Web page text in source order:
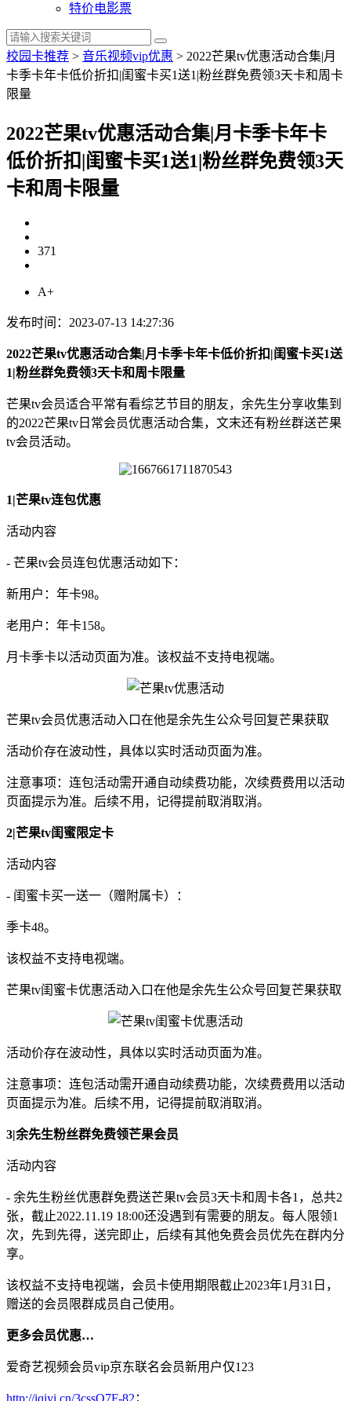
特价电影票
校园卡推荐 > 音乐视频vip优惠 > 2022芒果tv优惠活动合集|月
卡季卡年卡低价折扣|闺蜜卡买1送1|粉丝群免费领3天卡和周卡
限量
2022芒果tv优惠活动合集|月卡季卡年卡
低价折扣|闺蜜卡买1送1|粉丝群免费领3天
卡和周卡限量
371
A+
发布时间：2023-07-13 14:27:36
2022芒果tv优惠活动合集|月卡季卡年卡低价折扣|闺蜜卡买1送
1|粉丝群免费领3天卡和周卡限量
芒果tv会员适合平常有看综艺节目的朋友，余先生分享收集到
的2022芒果tv日常会员优惠活动合集，文末还有粉丝群送芒果
tv会员活动。
1|芒果tv连包优惠
活动内容
- 芒果tv会员连包优惠活动如下：
新用户：年卡98。
老用户：年卡158。
月卡季卡以活动页面为准。该权益不支持电视端。
芒果tv会员优惠活动入口在他是余先生公众号回复芒果获取
活动价存在波动性，具体以实时活动页面为准。
注意事项：连包活动需开通自动续费功能，次续费费用以活动
页面提示为准。后续不用，记得提前取消取消。
2|芒果tv闺蜜限定卡
活动内容
- 闺蜜卡买一送一（赠附属卡）：
季卡48。
该权益不支持电视端。
芒果tv闺蜜卡优惠活动入口在他是余先生公众号回复芒果获取
活动价存在波动性，具体以实时活动页面为准。
注意事项：连包活动需开通自动续费功能，次续费费用以活动
页面提示为准。后续不用，记得提前取消取消。
3|余先生粉丝群免费领芒果会员
活动内容
- 余先生粉丝优惠群免费送芒果tv会员3天卡和周卡各1，总共2
张，截止2022.11.19 18:00还没遇到有需要的朋友。每人限领1
次，先到先得，送完即止，后续有其他免费会员优先在群内分
享。
该权益不支持电视端，会员卡使用期限截止2023年1月31日，
赠送的会员限群成员自己使用。
更多会员优惠…
爱奇艺视频会员vip京东联名会员新用户仅123
http://iqiyi.cn/3cssO7F-82 ；